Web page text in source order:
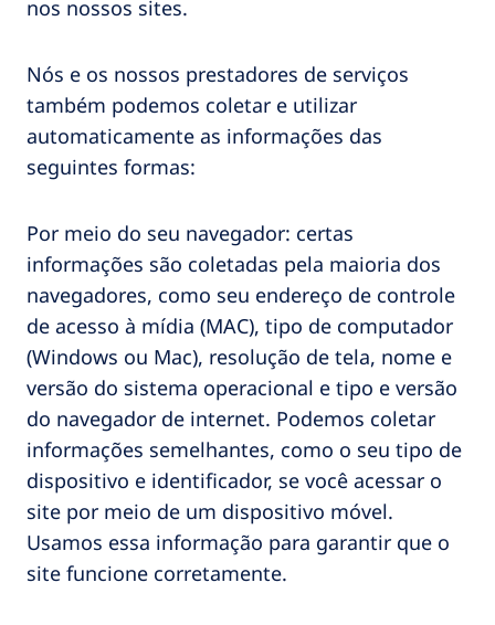
nos nossos sites.
Nós e os nossos prestadores de serviços
também podemos coletar e utilizar
automaticamente as informações das
seguintes formas:
Por meio do seu navegador: certas
informações são coletadas pela maioria dos
navegadores, como seu endereço de controle
de acesso à mídia (MAC), tipo de computador
(Windows ou Mac), resolução de tela, nome e
versão do sistema operacional e tipo e versão
do navegador de internet. Podemos coletar
informações semelhantes, como o seu tipo de
dispositivo e identificador, se você acessar o
site por meio de um dispositivo móvel.
Usamos essa informação para garantir que o
site funcione corretamente.